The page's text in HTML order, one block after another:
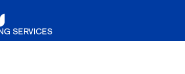
Audio
Marketing